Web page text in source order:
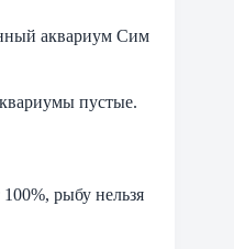
аквариум Сим
пустые.
рыбу нельзя